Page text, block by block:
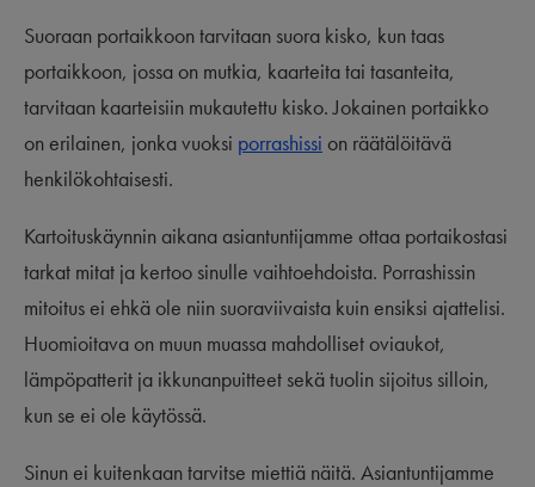
Suoraan portaikkoon tarvitaan suora kisko, kun taas
portaikkoon, jossa on mutkia, kaarteita tai tasanteita,
tarvitaan kaarteisiin mukautettu kisko. Jokainen portaikko
on erilainen, jonka vuoksi porrashissi on räätälöitävä
henkilökohtaisesti.
Kartoituskäynnin aikana asiantuntijamme ottaa portaikostasi
tarkat mitat ja kertoo sinulle vaihtoehdoista. Porrashissin
mitoitus ei ehkä ole niin suoraviivaista kuin ensiksi ajattelisi.
Huomioitava on muun muassa mahdolliset oviaukot,
lämpöpatterit ja ikkunanpuitteet sekä tuolin sijoitus silloin,
kun se ei ole käytössä.
Sinun ei kuitenkaan tarvitse miettiä näitä. Asiantuntijamme